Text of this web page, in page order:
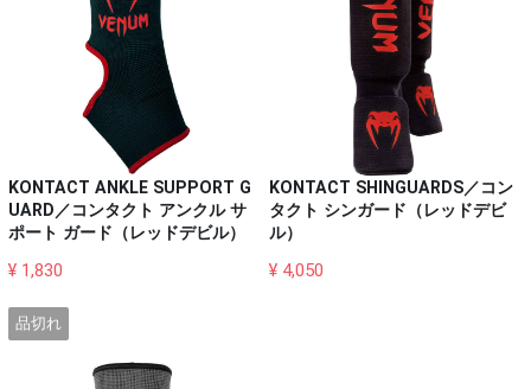
KONTACT ANKLE SUPPORT G
UARD／コンタクト アンクル サ
ポート ガード（レッドデビル）
¥ 1,830
KONTACT SHINGUARDS／コン
タクト シンガード（レッドデビ
ル）
¥ 4,050
品切れ